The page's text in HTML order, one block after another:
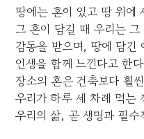
땅에는 혼이 있고 땅 위에
그 혼이 담길 때 우리는 그
감동을 받으며, 땅에 담긴
인생을 함께 느낀다고 한
장소의 혼은 건축보다 훨
우리가 하루 세 차례 먹는
우리의 삶, 곧 생명과 필수